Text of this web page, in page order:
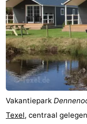
Waal
Oosterend
Natuur
Mooiste
uitkijkpunten
Overnachten
Appartementen
-
Bosch
-
Vakantiepark
Texel, centraal